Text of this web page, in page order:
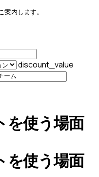
案内します。
discount_value
を使う場面
を使う場面